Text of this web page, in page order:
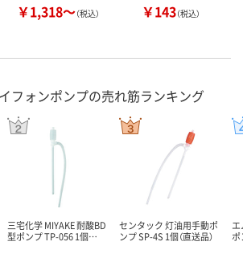
￥1,318～（税込） ￥143（税込）
フォンポンプの売れ筋ランキング
三宅化学 MIYAKE 耐酸BD
型ポンプ TP-056 1個…
センタック 灯油用手動ポ
ンプ SP-4S 1個（直送品）
ポ